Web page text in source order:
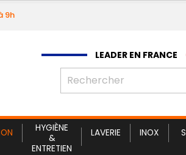
9h
LEADER EN FRANCE
HYGIÈNE
&
ENTRETIEN
LAVERIE INOX